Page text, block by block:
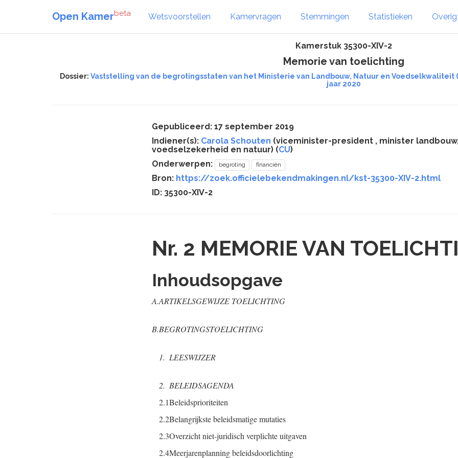
Open Kamerbeta Wetsvoorstellen Kamervragen Stemmingen Statistieken Overig
Kamerstuk 35300-XIV-2
Memorie van toelichting
Dossier: Vaststelling van de begrotingsstaten van het Ministerie van Landbouw, Natuur en Voedselkwaliteit
jaar 2020
Gepubliceerd: 17 september 2019
Indiener(s): Carola Schouten (viceminister-president , minister
voedselzekerheid en natuur) (CU)
Onderwerpen:
begroting financiën
Bron: https://zoek.officielebekendmakingen.nl/kst-35300-XIV-2.html
ID: 35300-XIV-2
Nr. 2 MEMORIE VAN
Inhoudsopgave
A.ARTIKELSGEWIJZE TOELICHTING
B.BEGROTINGSTOELICHTING
1. LEESWIJZER
2. BELEIDSAGENDA
2.1Beleidsprioriteiten
2.2Belangrijkste beleidsmatige mutaties
2.3Overzicht niet-juridisch verplichte uitgaven
2.4Meerjarenplanning beleidsdoorlichting